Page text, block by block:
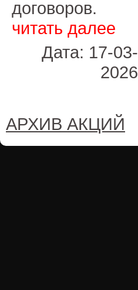
договоров.
читать далее
Дата: 17-03-
2026
АРХИВ АКЦИЙ